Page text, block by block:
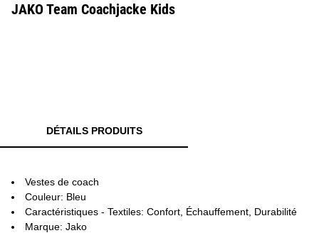
JAKO Team Coachjacke Kids
DÉTAILS PRODUITS
Vestes de coach
Couleur: Bleu
Caractéristiques - Textiles: Confort, Échauffement, Durabilité
Marque: Jako